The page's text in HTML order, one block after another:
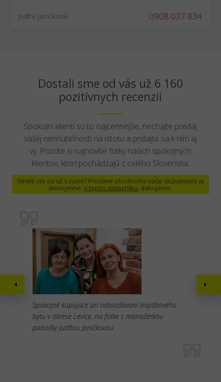
Judita Janíčková 0908 037 834
Dostali sme od vás už 6 160
pozitívnych recenzií
Spokojní klienti sú to najcennejšie, nechajte predaj
vašej nehnuteľnosti na istotu a pridajte sa k ním aj
vy. Pozrite si najnovšie fotky našich spokojných
klientov, ktorí pochádzajú z celého Slovenska.
Stretli ste sa už s nami? Prosíme ohodnoťte vaše skúsenosti aj
anonymne,v tomto dotazníku, ďakujeme.
Spokojné kupujúce pri odovzdávaní trojizbového
bytu v okrese Levice, na fotke s manažérkou
pobočky Juditou Janíčkovou.